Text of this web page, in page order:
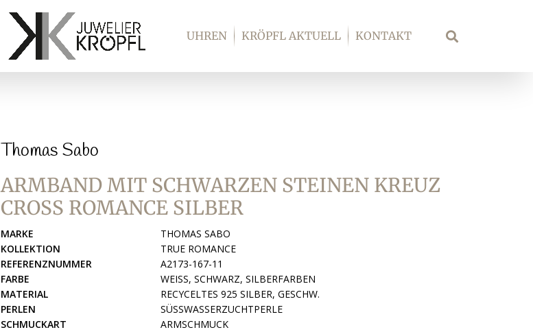
UHREN KRÖPFL AKTUELL KONTAKT Suche
Thomas Sabo
ARMBAND MIT SCHWARZEN STEINEN KREUZ
CROSS ROMANCE SILBER
MARKE
THOMAS SABO
KOLLEKTION
TRUE ROMANCE
REFERENZNUMMER
A2173-167-11
FARBE
WEISS, SCHWARZ, SILBERFARBEN
MATERIAL
RECYCELTES 925 SILBER, GESCHW.
PERLEN
SÜSSWASSERZUCHTPERLE
SCHMUCKART
ARMSCHMUCK